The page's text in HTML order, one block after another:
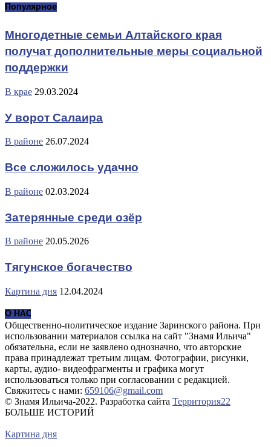
Популярное
Многодетные семьи Алтайского края
получат дополнительные меры социальной
поддержки
В крае 29.03.2024
У ворот Салаира
В районе 26.07.2024
Все сложилось удачно
В районе 02.03.2024
Затерянные среди озёр
В районе 20.05.2026
Тягунское богачество
Картина дня 12.04.2024
О НАС
Общественно-политическое издание Заринского района. При
использовании материалов ссылка на сайт "Знамя Ильича"
обязательна, если не заявлено однозначно, что авторские
права принадлежат третьим лицам. Фотографии, рисунки,
карты, аудио- видеофрагменты и графика могут
использоваться только при согласовании с редакцией.
Свяжитесь с нами: 659106@gmail.com
© Знамя Ильича-2022. Разработка сайта Территория22
БОЛЬШЕ ИСТОРИЙ
Картина дня